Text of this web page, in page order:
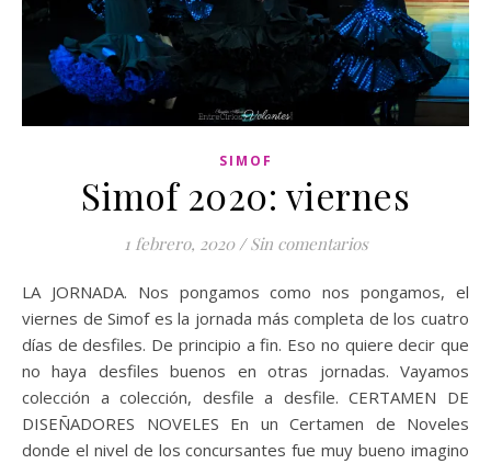
SIMOF
Simof 2020: viernes
1 febrero, 2020 / Sin comentarios
LA JORNADA. Nos pongamos como nos pongamos, el
viernes de Simof es la jornada más completa de los cuatro
días de desfiles. De principio a fin. Eso no quiere decir que
no haya desfiles buenos en otras jornadas. Vayamos
colección a colección, desfile a desfile. CERTAMEN DE
DISEÑADORES NOVELES En un Certamen de Noveles
donde el nivel de los concursantes fue muy bueno imagino